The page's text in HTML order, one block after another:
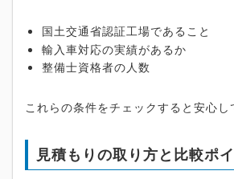
国土交通省認証工場であること
輸入車対応の実績があるか
整備士資格者の人数
これらの条件をチェックすると安心し
見積もりの取り方と比較ポ